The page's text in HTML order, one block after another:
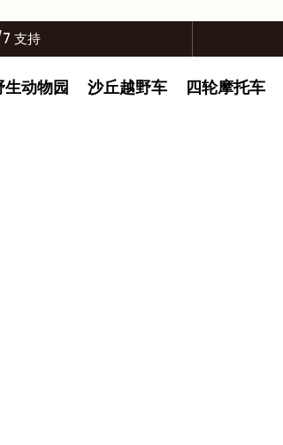
支持
生动物园 沙丘越野车 四轮摩托车